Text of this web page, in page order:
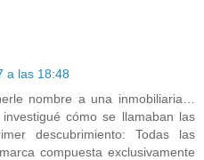
a las 18:48
nombre a una inmobiliaria…
cómo se llamaban las
descubrimiento: Todas las
compuesta exclusivamente